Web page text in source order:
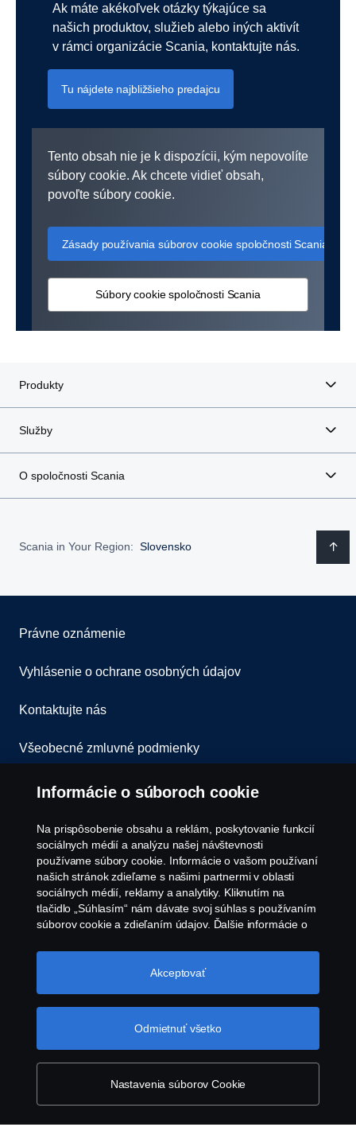
Ak máte akékoľvek otázky týkajúce sa
našich produktov, služieb alebo iných aktivít
v rámci organizácie Scania, kontaktujte nás.
Tu nájdete najbližšieho predajcu
Tento obsah nie je k dispozícii, kým nepovolíte
súbory cookie. Ak chcete vidieť obsah,
povoľte súbory cookie.
Zásady používania súborov cookie spoločnosti Scania
Súbory cookie spoločnosti Scania
Produkty
Služby
O spoločnosti Scania
Scania in Your Region: Slovensko
Právne oznámenie
Vyhlásenie o ochrane osobných údajov
Kontaktujte nás
Všeobecné zmluvné podmienky
Oznámenie porušenia predpisov
Zásady Cookies
Zásady používania súborov cookie spoločnosti
Scania
Scania Slovakia s.r.o., Diaľničná cesta 4570/2A,
903 01 Senec, Slovenská republika, Tel: +421 2
482 08 311
Informácie o súboroch cookie
Na prispôsobenie obsahu a reklám, poskytovanie funkcií
sociálnych médií a analýzu našej návštevnosti
používame súbory cookie. Informácie o vašom používaní
našich stránok zdieľame s našimi partnermi v oblasti
sociálnych médií, reklamy a analytiky. Kliknutím na
tlačidlo „Súhlasím“ nám dávate svoj súhlas s používaním
súborov cookie a zdieľaním údajov. Ďalšie informácie o
o súboroch cookie, ktorú nájdete kliknutím na odkaz za
týmto textom. Svoje súbory cookie môžete spravovať tiež
Nastavenia súborov Cookie
Odmietnuť všetko
Akceptovať